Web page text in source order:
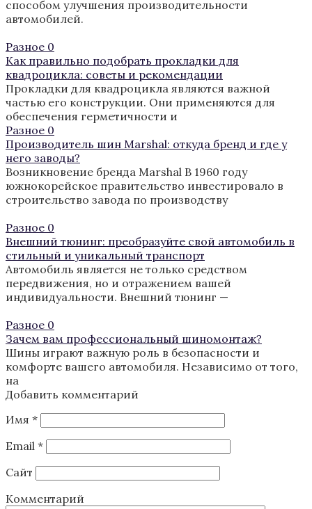
способом улучшения производительности
автомобилей.
Разное 0
Как правильно подобрать прокладки для
квадроцикла: советы и рекомендации
Прокладки для квадроцикла являются важной
частью его конструкции. Они применяются для
обеспечения герметичности и
Разное 0
Производитель шин Marshal: откуда бренд и где у
него заводы?
Возникновение бренда Marshal В 1960 году
южнокорейское правительство инвестировало в
строительство завода по производству
Разное 0
Внешний тюнинг: преобразуйте свой автомобиль в
стильный и уникальный транспорт
Автомобиль является не только средством
передвижения, но и отражением вашей
индивидуальности. Внешний тюнинг —
Разное 0
Зачем вам профессиональный шиномонтаж?
Шины играют важную роль в безопасности и
комфорте вашего автомобиля. Независимо от того,
на
Добавить комментарий
Имя *
Email *
Сайт
Комментарий